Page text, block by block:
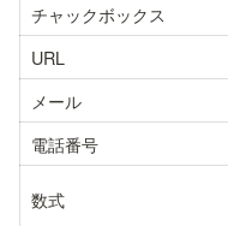
チャックボックス
URL
メール
電話番号
数式